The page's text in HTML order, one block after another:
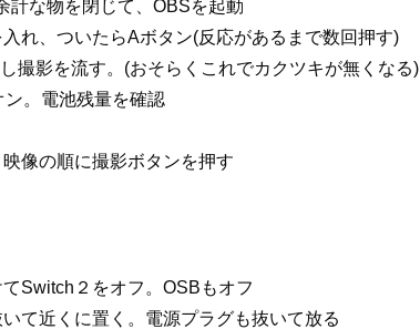
計な物を閉じて、OBSを起動
れ、ついたらAボタン(反応があるまで数回押す)
撮影を流す。(おそらくこれでカクツキが無くなる)
。電池残量を確認
像の順に撮影ボタンを押す
Switch２をオフ。OSBもオフ
て近くに置く。電源プラグも抜いて放る